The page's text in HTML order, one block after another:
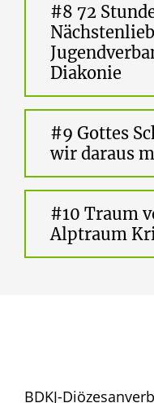
#8 72
Diakonie
#9 Gottes
wir daraus
#10 Traum
Alptraum
BDKJ-